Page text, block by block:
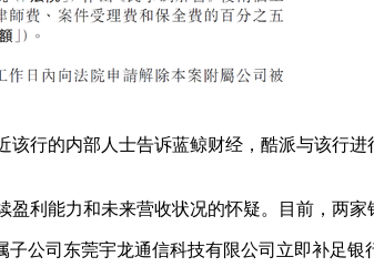
的内部人士告诉蓝鲸财经，酷派与该行进
能力和未来营收状况的怀疑。目前，两家
司东莞宇龙通信科技有限公司立即补足银